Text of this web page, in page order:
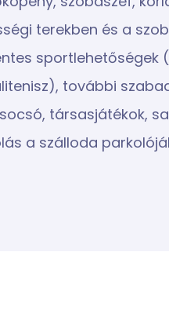
terekben és a
sportlehetőségek
további
társasjátékok,
a szálloda